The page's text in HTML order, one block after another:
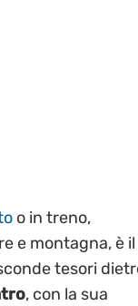
o in treno,
e montagna, è il
tesori
, con la sua